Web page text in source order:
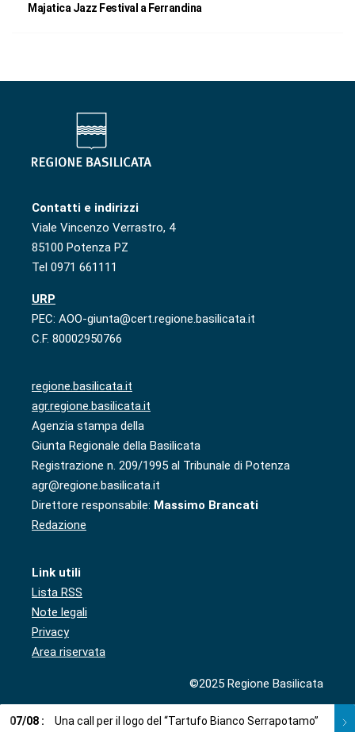
Majatica Jazz Festival a Ferrandina
Contatti e indirizzi
Viale Vincenzo Verrastro, 4
85100 Potenza PZ
Tel 0971 661111
URP
PEC: AOO-giunta@cert.regione.basilicata.it
C.F. 80002950766
regione.basilicata.it
agr.regione.basilicata.it
Agenzia stampa della
Giunta Regionale della Basilicata
Registrazione n. 209/1995 al Tribunale di Potenza
agr@regione.basilicata.it
Direttore responsabile: Massimo Brancati
Redazione
Link utili
Lista RSS
Note legali
Privacy
Area riservata
©2025 Regione Basilicata
07/08 : Una call per il logo del “Tartufo Bianco Serrapotamo” 07